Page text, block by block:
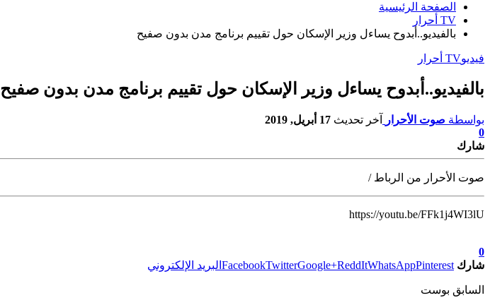
الصفحة الرئيسية
TV أحرار
بالفيديو..أبدوح يساءل وزير الإسكان حول تقييم برنامج مدن بدون صفيح
فيديوTV أحرار
بالفيديو..أبدوح يساءل وزير الإسكان حول تقييم برنامج مدن بدون صفيح
بواسطة صوت الأحرار آخر تحديث 17 أبريل, 2019
0
شارك
صوت الأحرار من الرباط /
https://youtu.be/FFk1j4WI3lU
0
شارك
FacebookTwitterGoogle+ReddItWhatsAppPinterest البريد الإلكتروني
السابق بوست